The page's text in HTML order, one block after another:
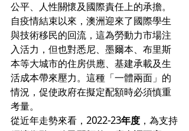
公平、人性關懷及國際責任上的承擔。
自疫情結束以來，澳洲迎來了國際學生
與技術移民的回流，這為勞動力市場注
入活力，但也對悉尼、墨爾本、布里斯
本等大城市的住房供應、基建承載及生
活成本帶來壓力。這種「一體兩面」的
情況，促使政府在擬定配額時必須慎重
考量。
從近年走勢來看， 2022-23年度 ，為支持